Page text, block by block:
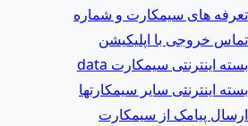
تعرفه های سیمکارت و شماره
تماس خروجی با اپلیکیشن
بسته اینترنتی سیمکارت data
بسته اینترنتی سایر سیمکارتها
ارسال پیامک از سیمکارت